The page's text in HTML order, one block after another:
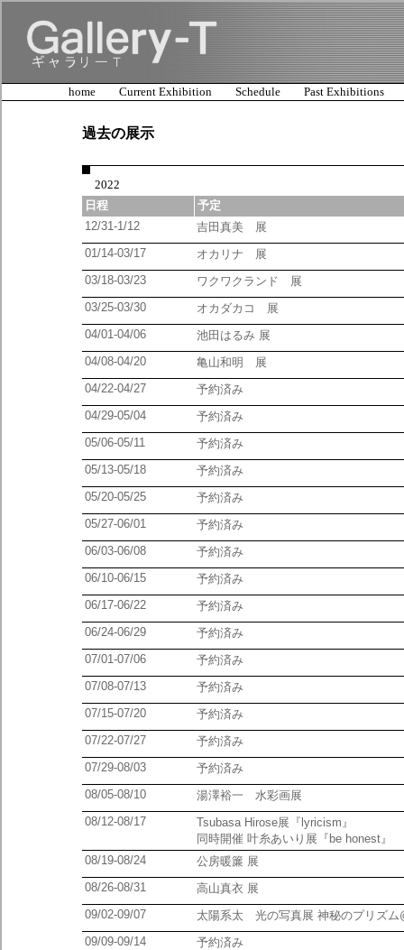
home Current Exhibition Schedule Past Exhibitions
過去の展示
2022
日程
予定
12/31-1/12
吉田真美 展
01/14-03/17
オカリナ 展
03/18-03/23
ワクワクランド 展
03/25-03/30
オカダカコ 展
04/01-04/06
池田はるみ 展
04/08-04/20
亀山和明 展
04/22-04/27
予約済み
04/29-05/04
予約済み
05/06-05/11
予約済み
05/13-05/18
予約済み
05/20-05/25
予約済み
05/27-06/01
予約済み
06/03-06/08
予約済み
06/10-06/15
予約済み
06/17-06/22
予約済み
06/24-06/29
予約済み
07/01-07/06
予約済み
07/08-07/13
予約済み
07/15-07/20
予約済み
07/22-07/27
予約済み
07/29-08/03
予約済み
08/05-08/10
湯澤裕一 水彩画展
08/12-08/17
Tsubasa Hirose展『lyricism』
同時開催 叶糸あいり展『be honest』
08/19-08/24
公房暖簾 展
08/26-08/31
高山真衣 展
09/02-09/07
太陽系太 光の写真展 神秘のプリズム
09/09-09/14
予約済み